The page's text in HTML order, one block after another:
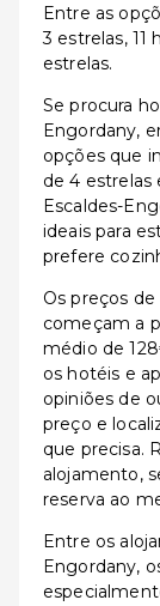
Entre as
3 estrelas, 11
estrelas.
Se procura
Engordany,
opções que
de 4 estrelas
Escaldes-
ideais para
prefere
Os preços
começam a
médio de
os hotéis e
opiniões de
preço e
que precisa.
alojamento,
reserva ao
Entre os
Engordany,